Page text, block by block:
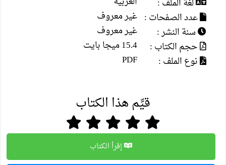
عدد الصفحات : غير معروف
سنة النشر :
غير معروف
حجم الكتاب :
15.4 ميجا بايت
نوع الملف :
PDF
قيِّم هذا الكتاب
إقرأ الكتاب